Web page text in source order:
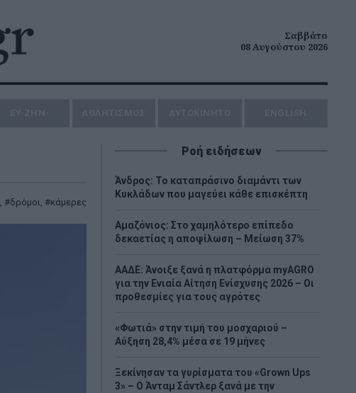
Σαββάτο
08 Αυγούστου 2026
, δρόμοι, κάμερες
Ροή ειδήσεων
Άνδρος: Το καταπράσινο διαμάντι των
Κυκλάδων που μαγεύει κάθε επισκέπτη
Αμαζόνιος: Στο χαμηλότερο επίπεδο
δεκαετίας η αποψίλωση – Μείωση 37%
ΑΑΔΕ: Άνοιξε ξανά η πλατφόρμα myAGRO
για την Ενιαία Αίτηση Ενίσχυσης 2026 – Οι
προθεσμίες για τους αγρότες
«Φωτιά» στην τιμή του μοσχαριού –
Αύξηση 28,4% μέσα σε 19 μήνες
Ξεκίνησαν τα γυρίσματα του «Grown Ups
3» – Ο Άνταμ Σάντλερ ξανά με την